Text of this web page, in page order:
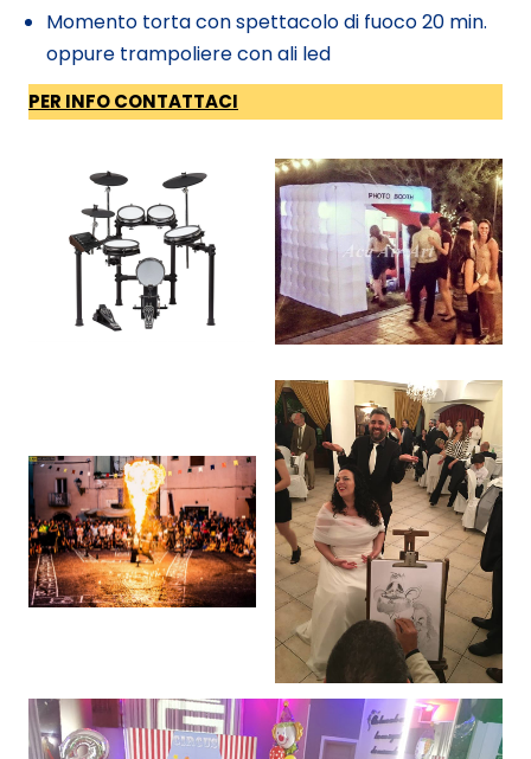
Momento torta con spettacolo di fuoco 20 min.
oppure trampoliere con ali led
PER INFO CONTATTACI